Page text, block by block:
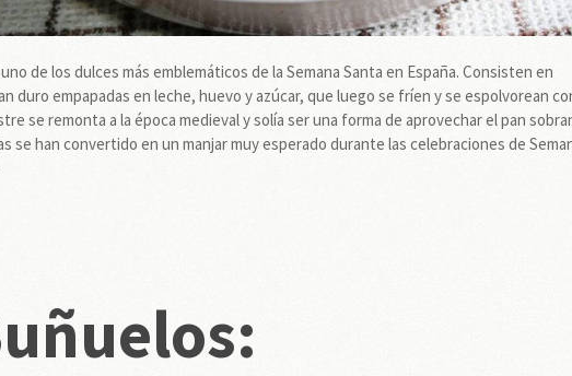
de los dulces más emblemáticos de la Semana Santa en España. Consisten en
duro empapadas en leche, huevo y azúcar, que luego se fríen y se espolvorean
se remonta a la época medieval y solía ser una forma de aprovechar el pan
se han convertido en un manjar muy esperado durante las celebraciones de